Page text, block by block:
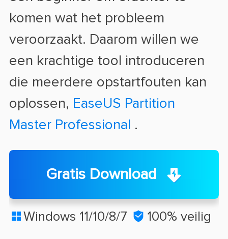
komen wat het probleem
veroorzaakt. Daarom willen we
een krachtige tool introduceren
die meerdere opstartfouten kan
oplossen, EaseUS Partition
Master Professional .
Gratis Download
 Windows 11/10/8/7  100% veilig